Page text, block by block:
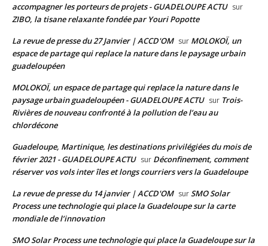
accompagner les porteurs de projets - GUADELOUPE ACTU sur
ZIBO, la tisane relaxante fondée par Youri Popotte
La revue de presse du 27 Janvier | ACCD'OM sur MOLOKOÏ, un
espace de partage qui replace la nature dans le paysage urbain
guadeloupéen
MOLOKOÏ, un espace de partage qui replace la nature dans le
paysage urbain guadeloupéen - GUADELOUPE ACTU sur Trois-
Rivières de nouveau confronté à la pollution de l’eau au
chlordécone
Guadeloupe, Martinique, les destinations privilégiées du mois de
février 2021 - GUADELOUPE ACTU sur Déconfinement, comment
réserver vos vols inter îles et longs courriers vers la Guadeloupe
La revue de presse du 14 janvier | ACCD'OM sur SMO Solar
Process une technologie qui place la Guadeloupe sur la carte
mondiale de l’innovation
SMO Solar Process une technologie qui place la Guadeloupe sur la